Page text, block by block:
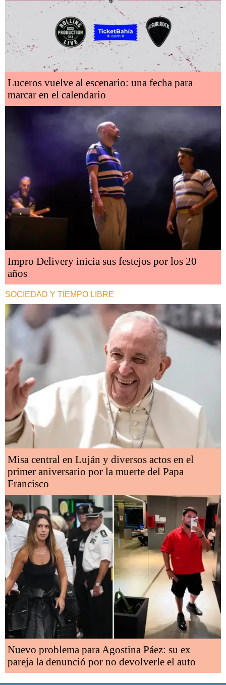
Luceros vuelve al escenario: una fecha para
marcar en el calendario
Impro Delivery inicia sus festejos por los 20
años
SOCIEDAD Y TIEMPO LIBRE
Misa central en Luján y diversos actos en el
primer aniversario por la muerte del Papa
Francisco
Nuevo problema para Agostina Páez: su ex
pareja la denunció por no devolverle el auto